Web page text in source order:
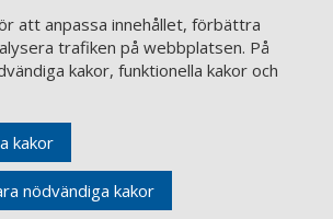
att anpassa innehållet, förbättra
trafiken på webbplatsen. På
kakor, funktionella kakor och
kakor
nödvändiga kakor